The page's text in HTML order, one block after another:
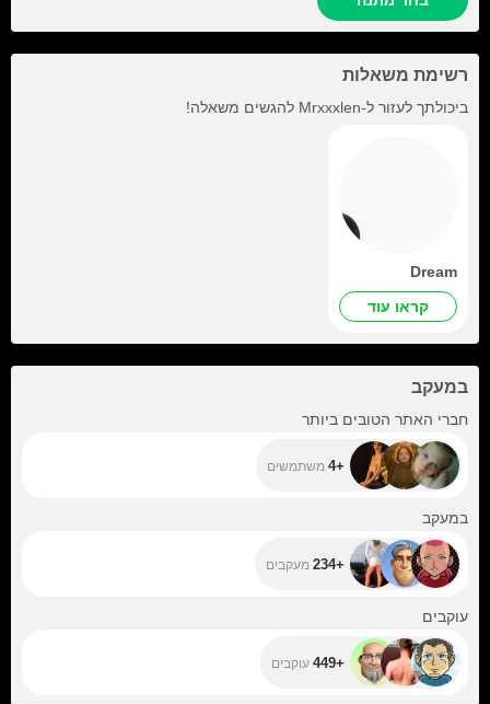
רשימת משאלות
ביכולתך לעזור ל-Mrxxxlen להגשים משאלה!
Dream
קראו עוד
במעקב
חברי האתר הטובים ביותר
+4
+4 משתמשים
במעקב
+234 מעקבים
עוקבים
+449 עוקבים